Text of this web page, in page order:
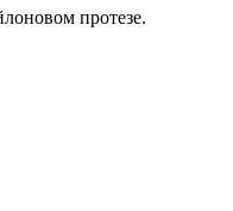
протезе.